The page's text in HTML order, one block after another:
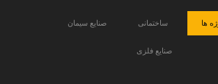
ها ساختمانی صنایع سیمان
صنایع فلزی